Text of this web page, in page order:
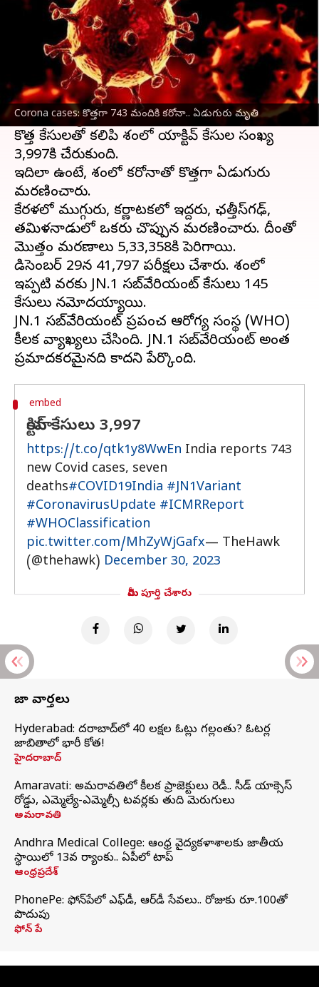
Corona cases: కొత్తగా 743 మందికి కరోనా.. ఏడుగురు మృతి
Stalin Dec 30, 2023 03:15 pm
ఈ వార్తాకథనం ఏంటి
దేశంలో కరోనా కేసులు రోజురోజుకు పెరుగుతున్నాయి.
గత 24 గంటల్లో దేశంలో 743 కొత్తకోవిడ్-19 కేసులు
నమోదయ్యాయి.
కొత్త కేసులతో కలిపి దేశంలో యాక్టివ్ కేసుల సంఖ్య
3,997కి చేరుకుంది.
ఇదిలా ఉంటే, దేశంలో కరోనాతో కొత్తగా ఏడుగురు
మరణించారు.
కేరళలో ముగ్గురు, కర్ణాటకలో ఇద్దరు, ఛత్తీస్‌గఢ్,
తమిళనాడులో ఒకరు చొప్పున మరణించారు. దీంతో
మొత్తం మరణాలు 5,33,358కి పెరిగాయి.
డిసెంబర్ 29న 41,797 పరీక్షలు చేశారు. దేశంలో
ఇప్పటి వరకు JN.1 సబ్‌వేరియంట్ కేసులు 145
కేసులు నమోదయ్యాయి.
JN.1 సబ్‌వేరియంట్ ప్రపంచ ఆరోగ్య సంస్థ (WHO)
కీలక వ్యాఖ్యలు చేసింది. JN.1 సబ్‌వేరియంట్ అంత
embed
యాక్టివ్ కేసులు 3,997
https://t.co/qtk1y8WwEn India reports 743
new Covid cases, seven
deaths#COVID19India #JN1Variant
#CoronavirusUpdate #ICMRReport
#WHOClassification
pic.twitter.com/MhZyWjGafx— TheHawk
(@thehawk) December 30, 2023
మీరు పూర్తి చేశారు
తాజా వార్తలు
Hyderabad: హైదరాబాద్‌లో 40 లక్షల ఓట్లు గల్లంతు? ఓటర్ల
జాబితాలో భారీ కోత!
హైదరాబాద్
Amaravati: అమరావతిలో కీలక ప్రాజెక్టులు రెడీ.. సీడ్‌ యాక్సెస్‌
రోడ్డు, ఎమ్మెల్యే-ఎమ్మెల్సీ టవర్లకు తుది మెరుగులు
అమరావతి
Andhra Medical College: ఆంధ్ర వైద్యకళాశాలకు జాతీయ
స్థాయిలో 13వ ర్యాంకు.. ఏపీలో టాప్
ఆంధ్రప్రదేశ్
PhonePe: ఫోన్‌పేలో ఎఫ్‌డీ, ఆర్‌డీ సేవలు.. రోజుకు రూ.100తో
పొదుపు
ఫోన్‌ పే